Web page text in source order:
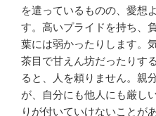
を遣っているものの、愛想
す。高いプライドを持ち、
葉には弱かったりします。
茶目で甘えん坊だったりす
ると、人を頼りません。親
が、自分にも他人にも厳し
りが付いていけないことが